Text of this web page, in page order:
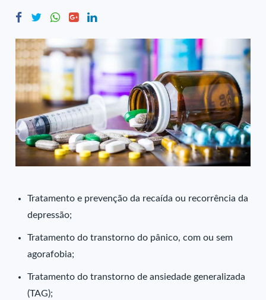
Tratamento e prevenção da recaída ou recorrência da
depressão;
Tratamento do transtorno do pânico, com ou sem
agorafobia;
Tratamento do transtorno de ansiedade generalizada
(TAG);